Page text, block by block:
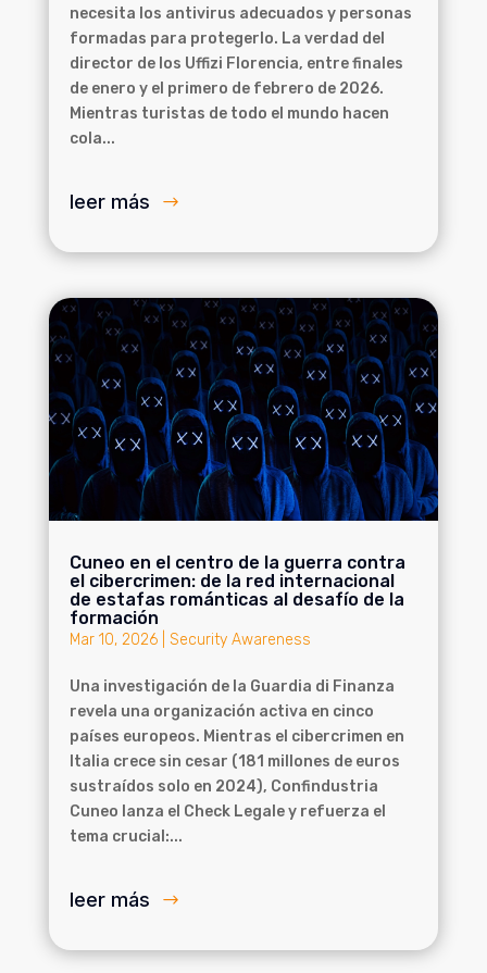
necesita los antivirus adecuados y personas
formadas para protegerlo. La verdad del
director de los Uffizi Florencia, entre finales
de enero y el primero de febrero de 2026.
Mientras turistas de todo el mundo hacen
cola...
leer más
Cuneo en el centro de la guerra contra
el cibercrimen: de la red internacional
de estafas románticas al desafío de la
formación
Mar 10, 2026| Security Awareness
Una investigación de la Guardia di Finanza
revela una organización activa en cinco
países europeos. Mientras el cibercrimen en
Italia crece sin cesar (181 millones de euros
sustraídos solo en 2024), Confindustria
Cuneo lanza el Check Legale y refuerza el
tema crucial:...
leer más